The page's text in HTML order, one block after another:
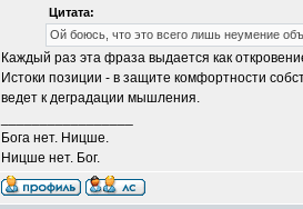
Цитата:
Ой боюсь, что это всего лишь неумение
Каждый раз эта фраза выдается как
Истоки позиции - в защите комфортности
ведет к деградации мышления.
Бога нет. Ницше.
Ницше нет. Бог.